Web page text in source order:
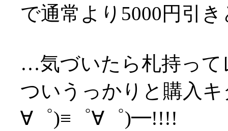
で通常より5000円引
…気づいたら札持って
ついうっかりと購入
∀゜)≡゜∀゜)━!!!!